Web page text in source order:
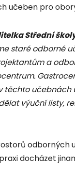
učeben pro
Střední
staré odborné
a
těchto
výuční listy,
odborných
docházet